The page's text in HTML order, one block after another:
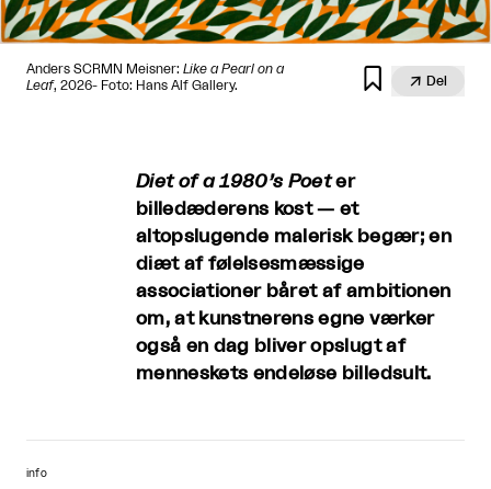
Anders SCRMN Meisner: Like a Pearl on a
Leaf, 2026- Foto: Hans Alf Gallery.   Del
Diet of a 1980’s Poeter
billedæderens kost — et
altopslugende malerisk begær; en
diæt af følelsesmæssige
associationer båret af ambitionen
om, at kunstnerens egne værker
også en dag bliver opslugt af
menneskets endeløse billedsult.
info